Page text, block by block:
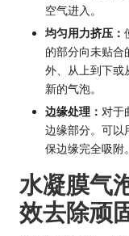
空气进入。
均匀用力挤压：
的部分向未贴合
外、从上到下或
新的气泡。
边缘处理： 对于
边缘部分。可以
保边缘完全吸附。
水凝膜气
效去除顽